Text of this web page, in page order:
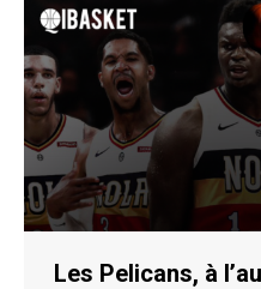
Les Pelicans, à